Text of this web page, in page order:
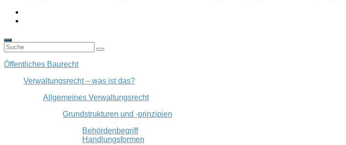
Öffentliches Baurecht
Verwaltungsrecht – was ist das?
Allgemeines Verwaltungsrecht
Grundstrukturen und -prinzipien
Behördenbegriff
Handlungsformen